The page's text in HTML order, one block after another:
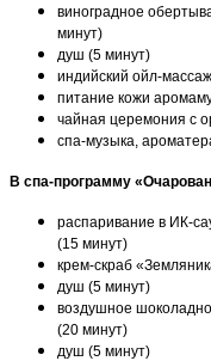
виноградное
минут)
душ (5 минут)
индийский ойл-
питание кожи
чайная церемония с
спа-музыка,
В спа-программу
распаривание в ИК-
(15 минут)
крем-скраб
душ (5 минут)
воздушное
(20 минут)
душ (5 минут)